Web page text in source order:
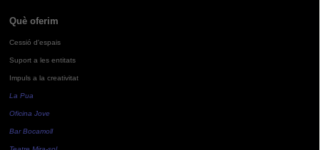
Què oferim
Cessió d'espais
Suport a les entitats
Impuls a la creativitat
La Pua
Oficina Jove
Bar Bocamoll